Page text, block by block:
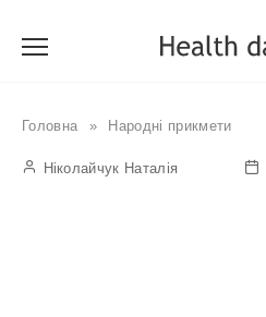
Головна » Народні прикмети
Ніколайчук Наталія